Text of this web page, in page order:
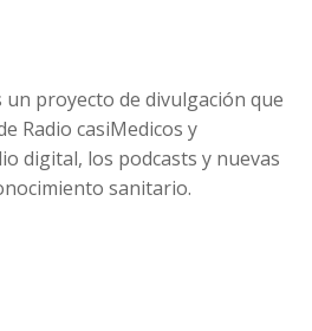
un proyecto de divulgación que
Radio casiMedicos y
digital, los podcasts y nuevas
sanitario.